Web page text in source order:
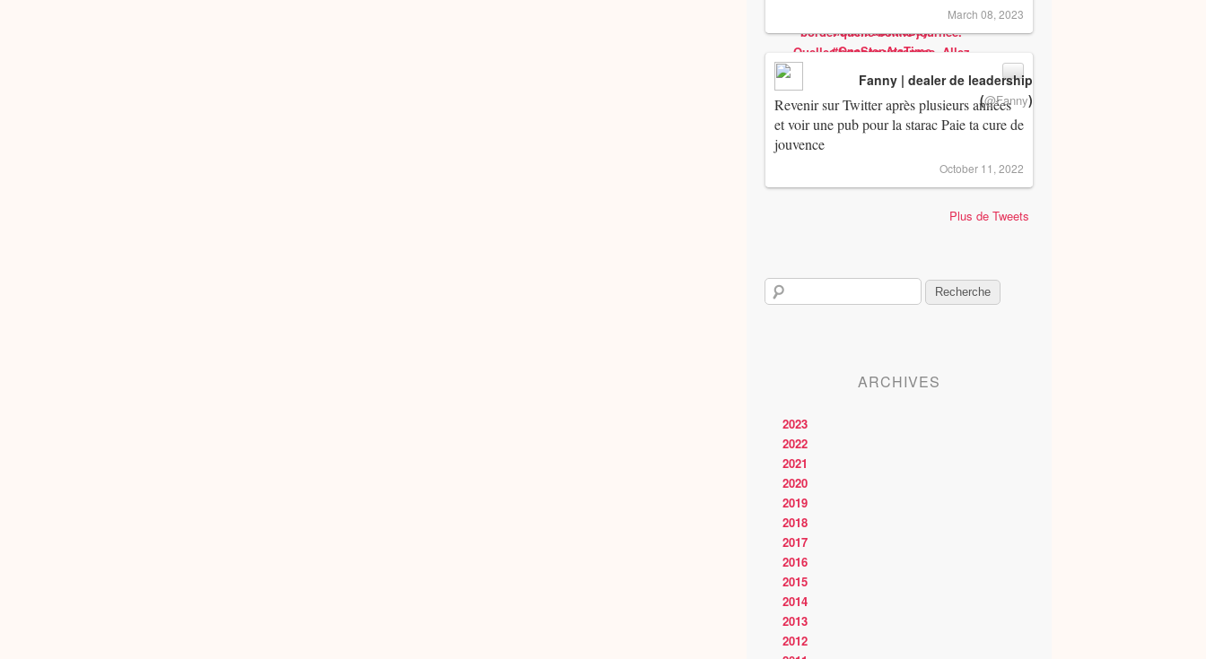
March 08, 2023
Revenir sur Twitter après plusieurs années
et voir une pub pour la starac Paie ta cure de
jouvence
Fanny | dealer de leadership
(@Fanny)
October 11, 2022
Plus de Tweets
ARCHIVES
2023
2022
2021
2020
2019
2018
2017
2016
2015
2014
2013
2012